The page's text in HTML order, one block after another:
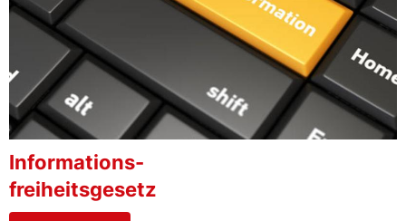
Informations-
freiheitsgesetz